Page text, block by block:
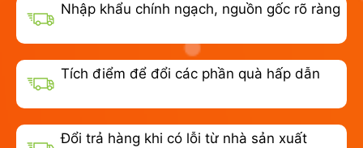
Nhập khẩu chính ngạch, nguồn gốc rõ ràng
Tích điểm để đổi các phần quà hấp dẫn
Đổi trả hàng khi có lỗi từ nhà sản xuất